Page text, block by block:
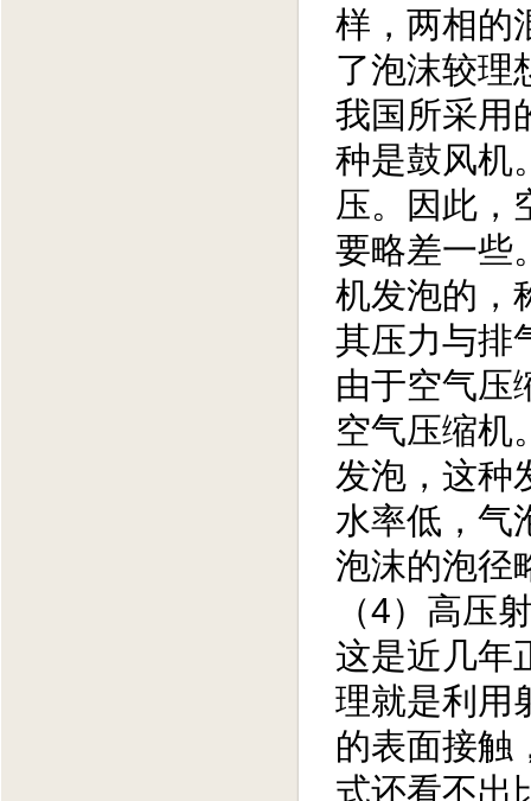
样，两相的
了泡沫较理
我国所采用
种是鼓风机
压。因此，
要略差一些
机发泡的，
其压力与排
由于空气压
空气压缩机
发泡，这种
水率低，气
泡沫的泡径
（4）高压
这是近几年
理就是利用
的表面接触
式还看不出